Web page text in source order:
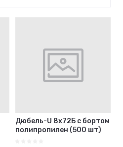
Дюбель-U 8х72Б с бортом
полипропилен (500 шт)